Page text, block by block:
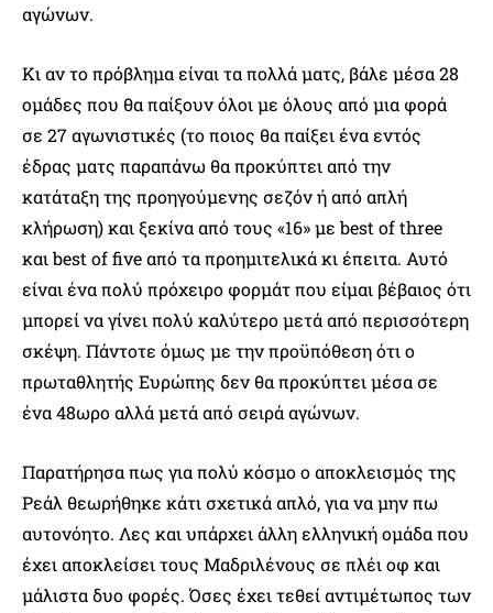
αγώνων.
Κι αν το πρόβλημα είναι τα πολλά ματς, βάλε μέσα 28
ομάδες που θα παίξουν όλοι με όλους από μια φορά
σε 27 αγωνιστικές (το ποιος θα παίξει ένα εντός
έδρας ματς παραπάνω θα προκύπτει από την
κατάταξη της προηγούμενης σεζόν ή από απλή
κλήρωση) και ξεκίνα από τους «16» με best of three
και best of five από τα προημιτελικά κι έπειτα. Αυτό
είναι ένα πολύ πρόχειρο φορμάτ που είμαι βέβαιος ότι
μπορεί να γίνει πολύ καλύτερο μετά από περισσότερη
σκέψη. Πάντοτε όμως με την προϋπόθεση ότι ο
πρωταθλητής Ευρώπης δεν θα προκύπτει μέσα σε
ένα 48ωρο αλλά μετά από σειρά αγώνων.
Παρατήρησα πως για πολύ κόσμο ο αποκλεισμός της
Ρεάλ θεωρήθηκε κάτι σχετικά απλό, για να μην πω
αυτονόητο. Λες και υπάρχει άλλη ελληνική ομάδα που
έχει αποκλείσει τους Μαδριλένους σε πλέι οφ και
μάλιστα δυο φορές. Όσες έχει τεθεί αντιμέτωπος των